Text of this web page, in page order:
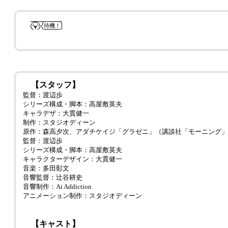
待機！
【スタッフ】
監督：渡辺歩
シリーズ構成・脚本：高屋敷英夫
キャラデザ：大貫健一
制作：スタジオディーン
原作：森高夕次、アダチケイジ「グラゼニ」（講談社「モーニング
監督：渡辺歩
シリーズ構成・脚本：高屋敷英夫
キャラクターデザイン：大貫健一
音楽：多田彰文
音響監督：辻谷耕史
音響制作：Ai Addiction
アニメーション制作：スタジオディーン
【キャスト】